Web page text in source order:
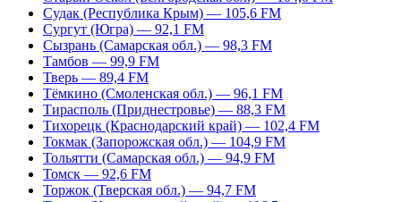
Судак (Республика Крым) — 105,6 FM
Сургут (Югра) — 92,1 FM
Сызрань (Самарская обл.) — 98,3 FM
Тамбов — 99,9 FM
Тверь — 89,4 FM
Тёмкино (Смоленская обл.) — 96,1 FM
Тирасполь (Приднестровье) — 88,3 FM
Тихорецк (Краснодарский край) — 102,4 FM
Токмак (Запорожская обл.) — 104,9 FM
Тольятти (Самарская обл.) — 94,9 FM
Томск — 92,6 FM
Торжок (Тверская обл.) — 94,7 FM